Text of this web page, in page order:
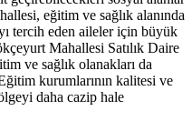
eğitim ve sağlık alanında
tercih eden aileler için büyük
Mahallesi Satılık Daire
ve sağlık olanakları da
kurumlarının kalitesi ve
daha cazip hale